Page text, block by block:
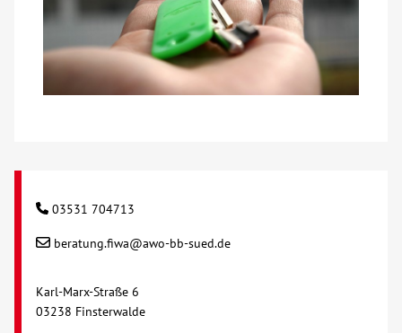
03531 704713
beratung.fiwa@awo-bb-sued.de
Karl-Marx-Straße 6
03238 Finsterwalde